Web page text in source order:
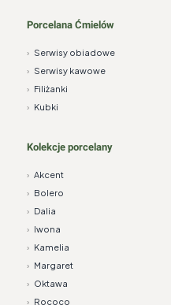
Porcelana Ćmielów
› Serwisy obiadowe
› Serwisy kawowe
› Filiżanki
› Kubki
Kolekcje porcelany
› Akcent
› Bolero
› Dalia
› Iwona
› Kamelia
› Margaret
› Oktawa
› Rococo